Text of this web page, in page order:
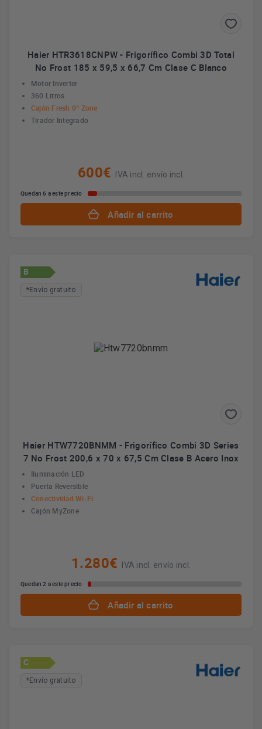
Haier HTR3618CNPW - Frigorífico Combi 3D Total
No Frost 185 x 59,5 x 66,7 Cm Clase C Blanco
Motor Inverter
360 Litros
Cajón Fresh 0º Zone
Tirador Integrado
600€ IVA incl. envío incl.
Quedan 6 a este precio
Añadir al carrito
B
*Envío gratuito
Haier HTW7720BNMM - Frigorífico Combi 3D Series
7 No Frost 200,6 x 70 x 67,5 Cm Clase B Acero Inox
Iluminación LED
Puerta Reversible
Conectividad Wi-Fi
Cajón MyZone
1.280€ IVA incl. envío incl.
Quedan 2 a este precio
Añadir al carrito
C
*Envío gratuito